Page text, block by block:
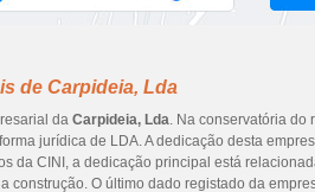
de Carpideia, Lda
da Carpideia, Lda. Na conservatória do
jurídica de LDA. A dedicação desta
da CINI, a dedicação principal está
construção. O último dado registado da